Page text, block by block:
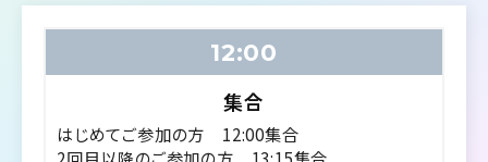
12:00
集合
はじめてご参加の方 12:00集合
2回目以降のご参加の方 13:15集合